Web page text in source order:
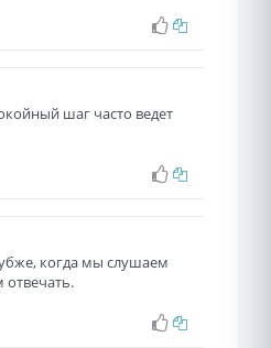
шаг часто ведет
когда мы слушаем